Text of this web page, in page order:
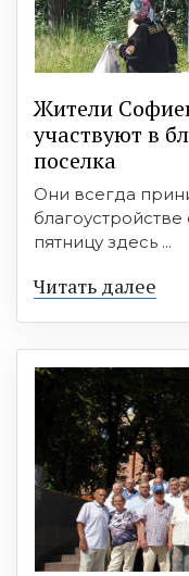
Жители
участвуют в
поселка
Они всегда
пятницу здесь ...
Читать далее